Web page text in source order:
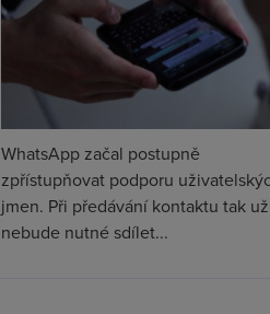
WhatsApp začal postupně
zpřístupňovat podporu
jmen. Při předávání kontaktu tak už
nebude nutné sdílet...